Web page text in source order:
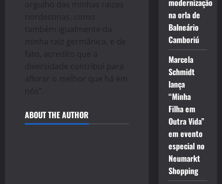
orgulho das minhas raizes
nordestinas, como
também igualmente da
minha raiz germânica, e de
fato, acredito que a
diversidade contribui para
aflorar o melhor que há em
nós”.
ABOUT THE AUTHOR
modernização
na orla de
Balneário
Camboriú
Marcela
Schmidt
lança
“Minha
Filha em
Outra Vida”
em evento
especial no
Neumarkt
Shopping